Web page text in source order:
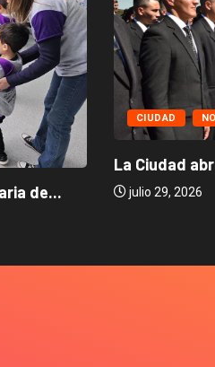
de...
CIUDAD
La Ciudad
julio 29, 2026